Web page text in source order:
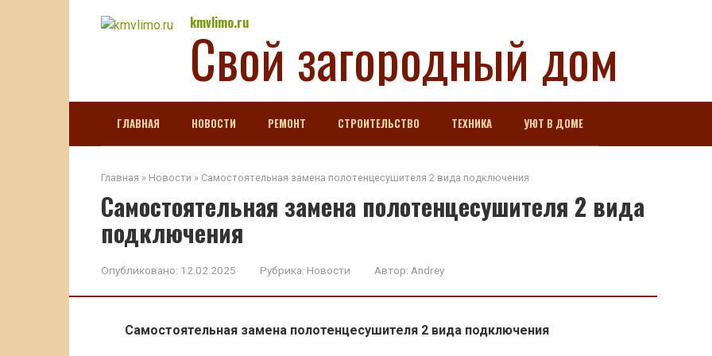
kmvlimo.ru
Свой загородный дом
ГЛАВНАЯ НОВОСТИ РЕМОНТ СТРОИТЕЛЬСТВО ТЕХНИКА УЮТ В ДОМЕ
Главная » Новости » Самостоятельная замена полотенцесушителя 2 вида подключения
Самостоятельная замена полотенцесушителя 2 вида
подключения
Опубликовано: 12.02.2025 Рубрика: Новости Автор: Andrey
Самостоятельная замена полотенцесушителя 2 вида подключения